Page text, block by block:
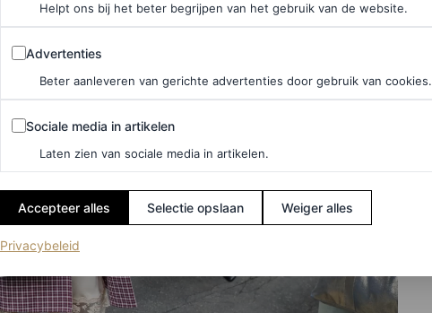
Helpt ons bij het beter begrijpen van het gebruik van de website.
Advertenties
Advertenties
Beter aanleveren van gerichte advertenties door gebruik van cookies.
Sociale media in artikelen
Sociale media in artikelen
Laten zien van sociale media in artikelen.
Accepteer alles Selectie opslaan Weiger alles
Privacybeleid